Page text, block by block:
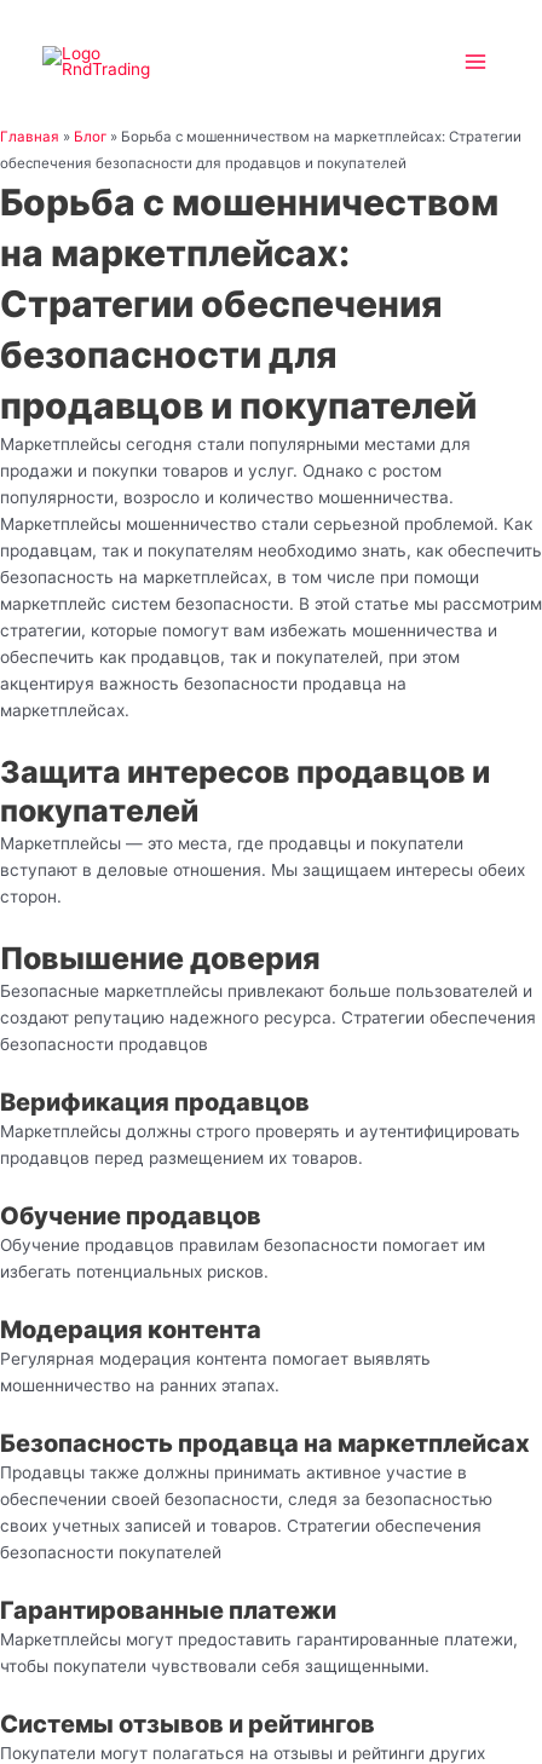
содержимому
Menu
Главная » Блог » Борьба с мошенничеством на маркетплейсах: Стратегии
обеспечения безопасности для продавцов и покупателей
Борьба с мошенничеством
на маркетплейсах:
Стратегии обеспечения
безопасности для
продавцов и покупателей
Маркетплейсы сегодня стали популярными местами для
продажи и покупки товаров и услуг. Однако с ростом
популярности, возросло и количество мошенничества.
Маркетплейсы мошенничество стали серьезной проблемой. Как
продавцам, так и покупателям необходимо знать, как обеспечить
безопасность на маркетплейсах, в том числе при помощи
маркетплейс систем безопасности. В этой статье мы рассмотрим
стратегии, которые помогут вам избежать мошенничества и
обеспечить как продавцов, так и покупателей, при этом
акцентируя важность безопасности продавца на
маркетплейсах.
Защита интересов продавцов и
покупателей
Маркетплейсы — это места, где продавцы и покупатели
вступают в деловые отношения. Мы защищаем интересы обеих
сторон.
Повышение доверия
Безопасные маркетплейсы привлекают больше пользователей и
создают репутацию надежного ресурса. Стратегии обеспечения
безопасности продавцов
Верификация продавцов
Маркетплейсы должны строго проверять и аутентифицировать
продавцов перед размещением их товаров.
Обучение продавцов
Обучение продавцов правилам безопасности помогает им
избегать потенциальных рисков.
Модерация контента
Регулярная модерация контента помогает выявлять
мошенничество на ранних этапах.
Безопасность продавца на маркетплейсах
Продавцы также должны принимать активное участие в
обеспечении своей безопасности, следя за безопасностью
своих учетных записей и товаров. Стратегии обеспечения
безопасности покупателей
Гарантированные платежи
Маркетплейсы могут предоставить гарантированные платежи,
чтобы покупатели чувствовали себя защищенными.
Системы отзывов и рейтингов
Покупатели могут полагаться на отзывы и рейтинги других